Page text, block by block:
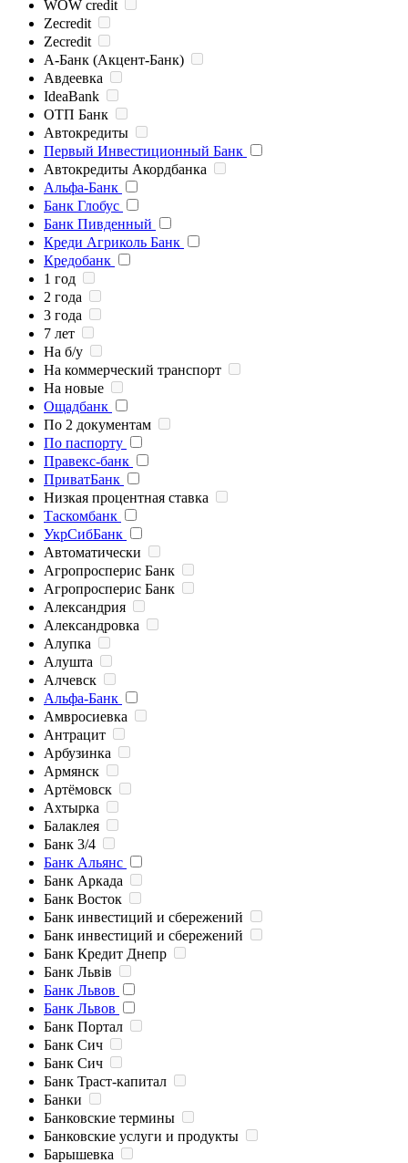
WOW credit
Zecredit
Zecredit
А-Банк (Акцент-Банк)
Авдеевка
IdeaBank
ОТП Банк
Автокредиты
Первый Инвестиционный Банк
Автокредиты Акордбанка
Альфа-Банк
Банк Глобус
Банк Пивденный
Креди Агриколь Банк
Кредобанк
1 год
2 года
3 года
7 лет
На б/у
На коммерческий транспорт
На новые
Ощадбанк
По 2 документам
По паспорту
Правекс-банк
ПриватБанк
Низкая процентная ставка
Таскомбанк
УкрСибБанк
Автоматически
Агропросперис Банк
Агропросперис Банк
Александрия
Александровка
Алупка
Алушта
Алчевск
Альфа-Банк
Амвросиевка
Антрацит
Арбузинка
Армянск
Артёмовск
Ахтырка
Балаклея
Банк 3/4
Банк Альянс
Банк Аркада
Банк Восток
Банк инвестиций и сбережений
Банк инвестиций и сбережений
Банк Кредит Днепр
Банк Львів
Банк Львов
Банк Львов
Банк Портал
Банк Сич
Банк Сич
Банк Траст-капитал
Банки
Банковские термины
Банковские услуги и продукты
Барышевка